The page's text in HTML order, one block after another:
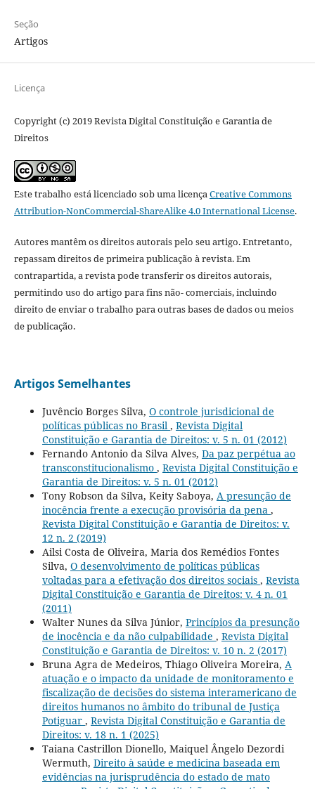
Seção
Artigos
Licença
Copyright (c) 2019 Revista Digital Constituição e Garantia de
Direitos
Este trabalho está licenciado sob uma licençaCreative Commons
Attribution-NonCommercial-ShareAlike 4.0 International License.
Autores mantêm os direitos autorais pelo seu artigo. Entretanto,
repassam direitos de primeira publicação à revista. Em
contrapartida, a revista pode transferir os direitos autorais,
permitindo uso do artigo para fins não- comerciais, incluindo
direito de enviar o trabalho para outras bases de dados ou meios
de publicação.
Artigos Semelhantes
Juvêncio Borges Silva, O controle jurisdicional de
políticas públicas no Brasil , Revista Digital
Constituição e Garantia de Direitos: v. 5 n. 01 (2012)
Fernando Antonio da Silva Alves, Da paz perpétua ao
transconstitucionalismo , Revista Digital Constituição e
Garantia de Direitos: v. 5 n. 01 (2012)
Tony Robson da Silva, Keity Saboya, A presunção de
inocência frente a execução provisória da pena ,
Revista Digital Constituição e Garantia de Direitos: v.
12 n. 2 (2019)
Ailsi Costa de Oliveira, Maria dos Remédios Fontes
Silva, O desenvolvimento de políticas públicas
voltadas para a efetivação dos direitos sociais , Revista
Digital Constituição e Garantia de Direitos: v. 4 n. 01
(2011)
Walter Nunes da Silva Júnior, Princípios da presunção
de inocência e da não culpabilidade , Revista Digital
Constituição e Garantia de Direitos: v. 10 n. 2 (2017)
Bruna Agra de Medeiros, Thiago Oliveira Moreira, A
atuação e o impacto da unidade de monitoramento e
fiscalização de decisões do sistema interamericano de
direitos humanos no âmbito do tribunal de Justiça
Potiguar , Revista Digital Constituição e Garantia de
Direitos: v. 18 n. 1 (2025)
Taiana Castrillon Dionello, Maiquel Ângelo Dezordi
Wermuth, Direito à saúde e medicina baseada em
evidências na jurisprudência do estado de mato